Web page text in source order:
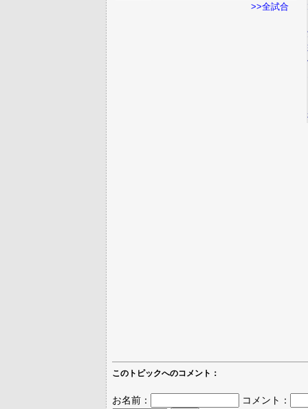
>>全試合
このトピックへのコメント：
お名前：
コメント：